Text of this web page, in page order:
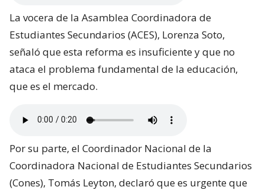
La vocera de la Asamblea Coordinadora de
Estudiantes Secundarios (ACES), Lorenza Soto,
señaló que esta reforma es insuficiente y que no
ataca el problema fundamental de la educación,
que es el mercado.
Por su parte, el Coordinador Nacional de la
Coordinadora Nacional de Estudiantes Secundarios
(Cones), Tomás Leyton, declaró que es urgente que